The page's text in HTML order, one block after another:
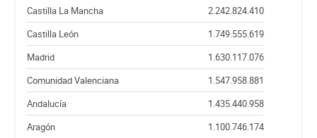
Castilla La Mancha
2.242.824.410
Castilla León
1.749.555.619
Madrid
1.630.117.076
Comunidad Valenciana
1.547.958.881
Andalucía
1.435.440.958
Aragón
1.100.746.174